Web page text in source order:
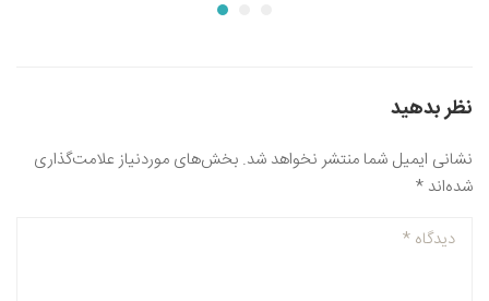
نظر بدهید
نشانی ایمیل شما منتشر نخواهد شد. بخش‌های موردنیاز علامت‌گذاری
شده‌اند *